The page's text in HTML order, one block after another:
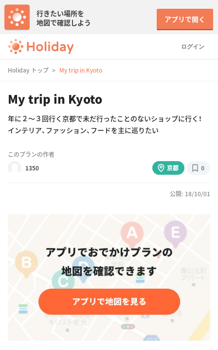
ログイン
行きたい場所を
地図で確認しよう
アプリで開く
Holiday トップ My trip in Kyoto
My trip in Kyoto
年に２〜３回行く京都で未だ行ったことのないショップに行く！
インテリア、ファッション、フードを主に巡りたい
このプランの作者
1350
京都 0
公開: 18/10/01